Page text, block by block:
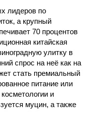
лидеров по
а крупный
70 процентов
китайская
улитку в
спрос на неё как на
стать премиальный
питание или
и
муцин, а также